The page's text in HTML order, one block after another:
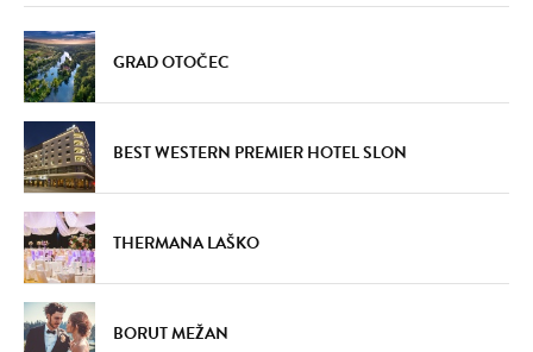
GRAD OTOČEC
BEST WESTERN PREMIER HOTEL SLON
THERMANA LAŠKO
BORUT MEŽAN